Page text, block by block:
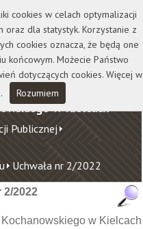
Wydawnictwo
w Kielcach
Publicznej
Uchwała nr 2/2022
2/2022
w Kielcach
cookies w celach optymalizacji
oraz dla statystyk. Korzystanie z
cookies oznacza, że będą one
końcowym. Możecie Państwo
dotyczących cookies. Więcej w
. Rozumiem